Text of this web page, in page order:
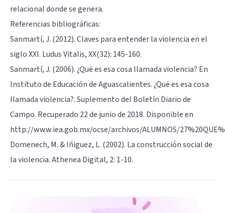
relacional donde se genera.
Referencias bibliográficas:
Sanmartí, J. (2012). Claves para entender la violencia en el
siglo XXI. Ludus Vitalis, XX(32): 145-160.
Sanmartí, J. (2006). ¿Qué es esa cosa llamada violencia? En
Instituto de Educación de Aguascalientes. ¿Qué es esa cosa
llamada violencia?. Suplemento del Boletín Diario de
Campo. Recuperado 22 de junio de 2018. Disponible en
http://www.iea.gob.mx/ocse/archivos/ALUMNOS/
Domenech, M. & Iñiguez, L. (2002). La construcción social de
la violencia. Athenea Digital, 2: 1-10.